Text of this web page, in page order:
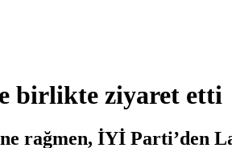
birlikte ziyaret etti
rağmen, İYİ Parti’den